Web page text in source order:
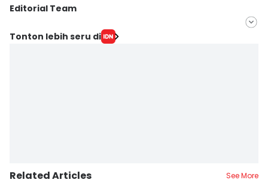
Editorial Team
Editor
Tonton lebih seru di
Related Articles See More